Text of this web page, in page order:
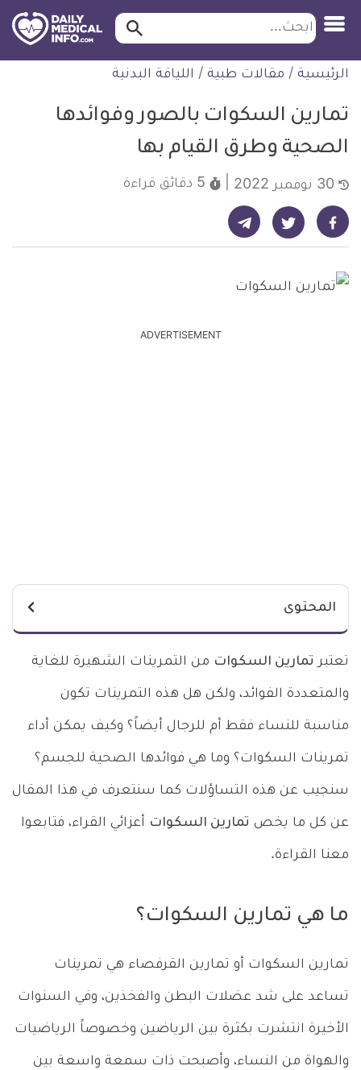
التخطي
للمحتوى
ابحث ابحث…
الرئيسية / مقالات طبية / اللياقة البدنية
تمارين السكوات بالصور وفوائدها
الصحية وطرق القيام بها
5 دقائق قراءة
شارك على فيسبوك - ديلي ميديكال انفو شارك على تويتر - ديلي ميديكال انفو شارك على تيليجرام - ديلي ميديكال انفو
ADVERTISEMENT
المحتوى
تعتبر تمارين السكوات من التمرينات الشهيرة للغاية
والمتعددة الفوائد، ولكن هل هذه التمرينات تكون
مناسبة للنساء فقط أم للرجال أيضاً؟ وكيف يمكن أداء
تمرينات السكوات؟ وما هي فوائدها الصحية للجسم؟
سنجيب عن هذه التساؤلات كما سنتعرف في هذا المقال
عن كل ما يخص تمارين السكوات أعزائي القراء، فتابعوا
معنا القراءة.
ما هي تمارين السكوات؟
تمارين السكوات أو تمارين القرفصاء هي تمرينات
تساعد على شد عضلات البطن والفخذين، وفي السنوات
الأخيرة انتشرت بكثرة بين الرياضين وخصوصاً الرياضيات
والهواة من النساء، وأصبحت ذات سمعة واسعة بين